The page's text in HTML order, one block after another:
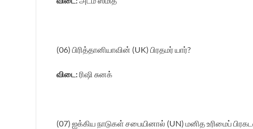
(06) பிரித்தானியாவின் (UK) பிரதமர் யார்?
விடை:ரிஷி சுனக்
(07) ஐக்கிய நாடுகள் சபையினால் (UN) மனித உரிமைப்